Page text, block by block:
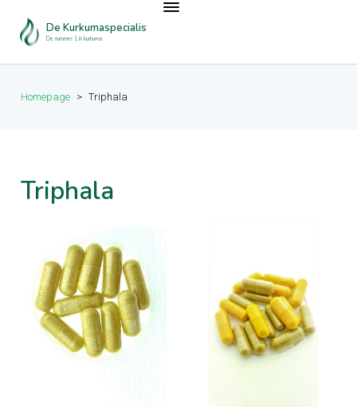
De Kurkumaspecialist
De nummer 1 in kurkuma
Homepage > Triphala
Triphala